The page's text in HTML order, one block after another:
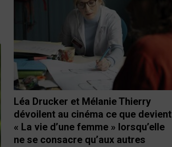
Léa Drucker et Mélanie Thierry
dévoilent au cinéma ce que devient
« La vie d’une femme » lorsqu’elle
ne se consacre qu’aux autres